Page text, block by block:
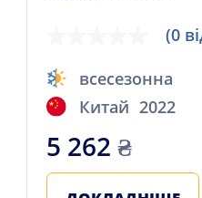
(0
всесезонна
Китай 2022
5 262 ₴